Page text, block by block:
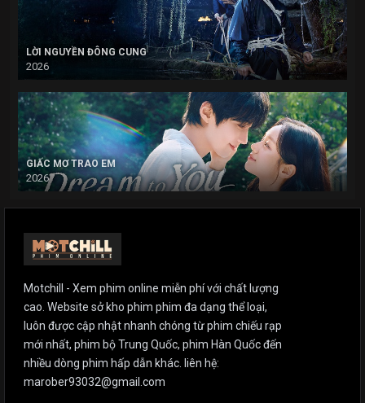
LỜI NGUYỀN ĐÔNG CUNG
2026
GIẤC MƠ TRAO EM
2026
Motchill - Xem phim online miễn phí với chất lượng
cao. Website sở kho phim phim đa dạng thể loại,
luôn được cập nhật nhanh chóng từ phim chiếu rạp
mới nhất, phim bộ Trung Quốc, phim Hàn Quốc đến
nhiều dòng phim hấp dẫn khác. liên hệ:
marober93032@gmail.com